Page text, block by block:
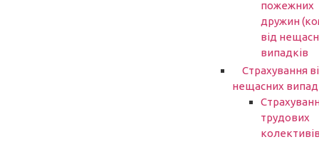
пожежних
дружин
від
випадків
Страхування
нещасних
трудових